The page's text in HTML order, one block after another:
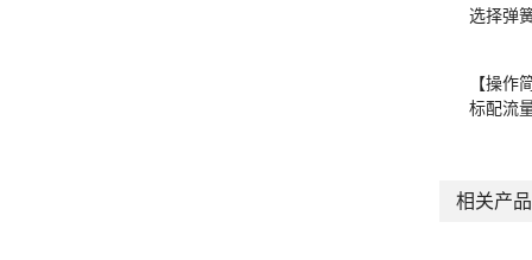
选择弹
【操作
标配流
相关产品